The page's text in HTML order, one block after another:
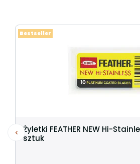
Żyletki FEATHER NEW Hi-
sztuk
Bestseller